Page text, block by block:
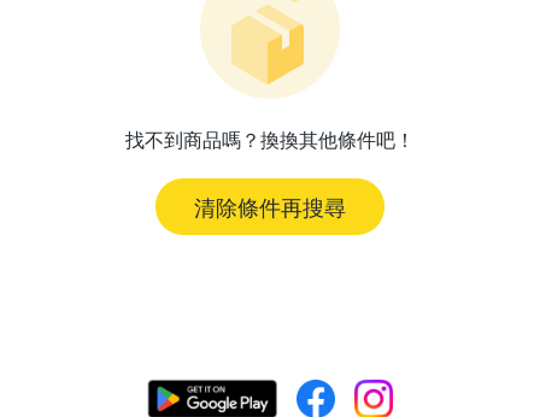
找不到商品嗎？換換其他條件吧！
清除條件再搜尋